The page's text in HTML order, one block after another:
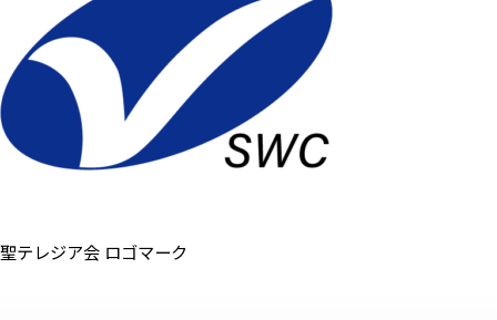
聖テレジア会 ロゴマーク